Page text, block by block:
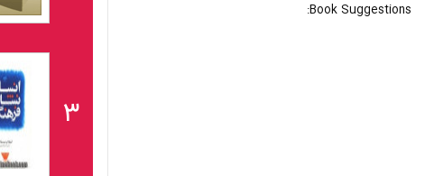
Book Suggestions:
۳